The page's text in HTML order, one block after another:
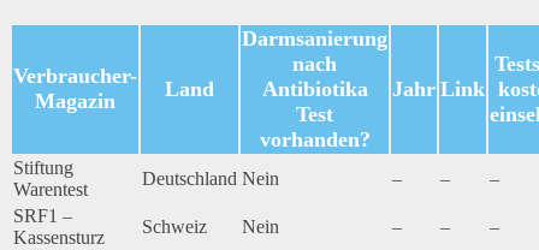
Verbraucher-
Magazin
Land
Darmsanierung
nach
Antibiotika
Test
vorhanden?
Jahr Link
Stiftung
Warentest
Deutschland Nein – –
–
SRF1 –
Kassensturz
Schweiz Nein – –
–